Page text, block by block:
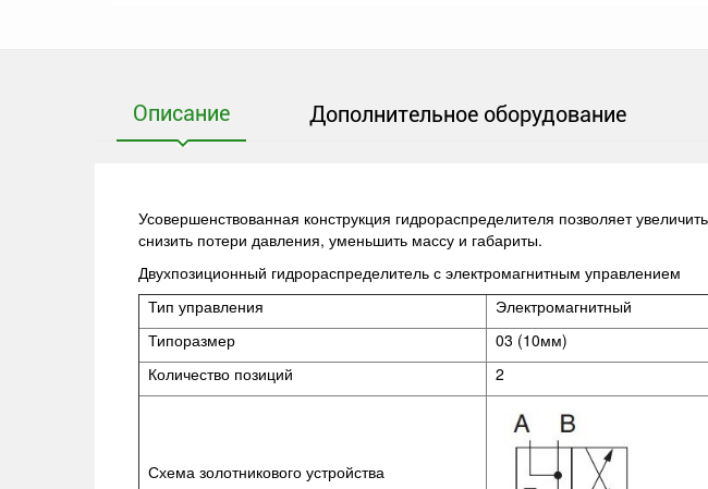
Описание Дополнительное оборудование
Усовершенствованная конструкция гидрораспределителя позволяет
снизить потери давления, уменьшить массу и габариты.
Двухпозиционный гидрораспределитель с электромагнитным управлением
Тип управления
Электромагнитный
Типоразмер
03 (10мм)
Количество позиций
2
Схема золотникового устройства